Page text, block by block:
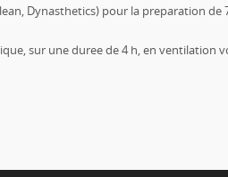
Dynasthetics) pour la preparation de
sur une duree de 4 h, en ventilation